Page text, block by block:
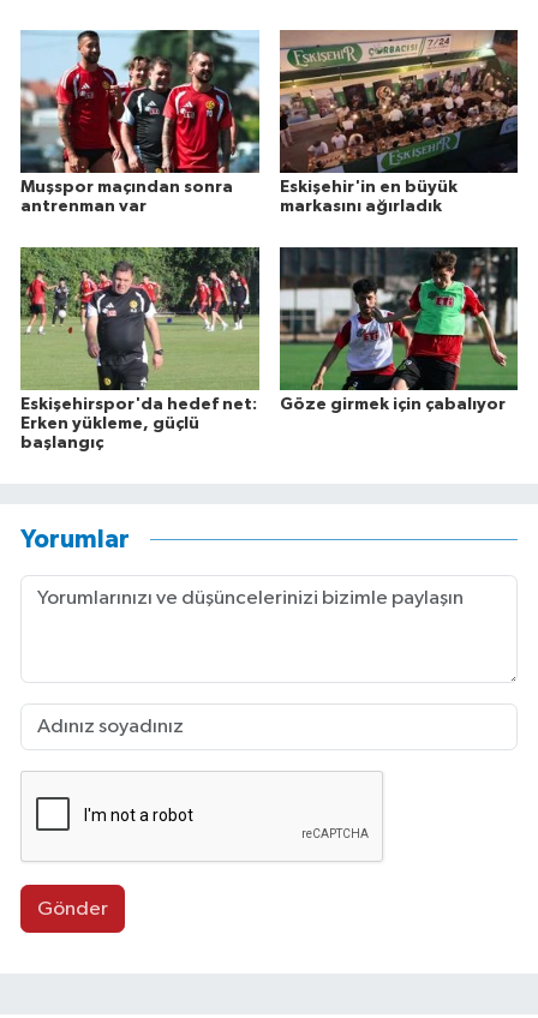
Muşspor maçından sonra
antrenman var
Eskişehir'in en büyük
markasını ağırladık
Eskişehirspor'da hedef net:
Erken yükleme, güçlü
başlangıç
Göze girmek için çabalıyor
Yorumlar
Gönder